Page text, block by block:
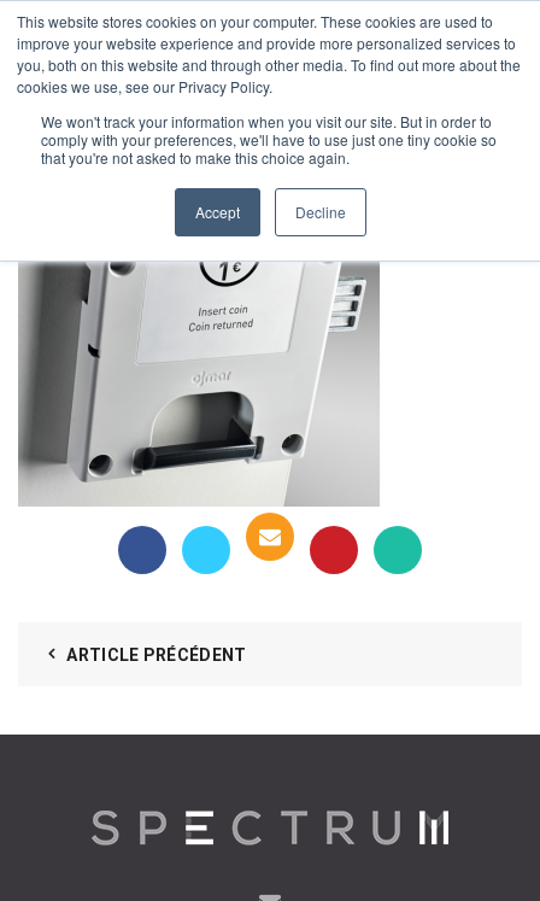
This website stores cookies on your computer. These cookies are used to
improve your website experience and provide more personalized services to
you, both on this website and through other media. To find out more about the
cookies we use, see our Privacy Policy.
We won't track your information when you visit our site. But in order to
comply with your preferences, we'll have to use just one tiny cookie so
that you're not asked to make this choice again.
Accept Decline
1-855-444-0588
digilock (7)
ARTICLE PRÉCÉDENT